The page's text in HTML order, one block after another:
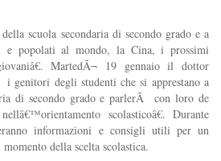
scuola secondaria di secondo grado e a
e popolati al mondo, la Cina, i prossimi
MartedÃ¬ 19 gennaio il dottor
genitori degli studenti che si apprestano a
di secondo grado e parlerÃ con loro de
scolasticoâ€. Durante
informazioni e consigli utili per un
della scelta scolastica.